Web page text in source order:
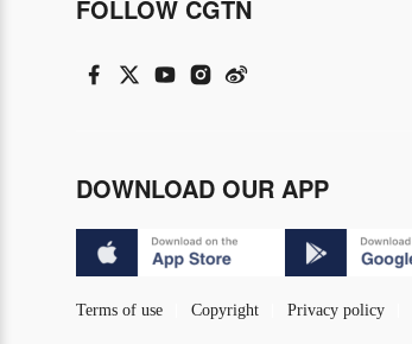
FOLLOW CGTN
DOWNLOAD OUR APP
Terms of use Copyright Privacy policy